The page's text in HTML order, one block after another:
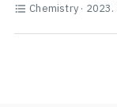
특히 시험을 앞둔 과학
하는 데 중점을 둘 것을
할 수 있도록 하였다.
format_list_bulleted Chemistry ·